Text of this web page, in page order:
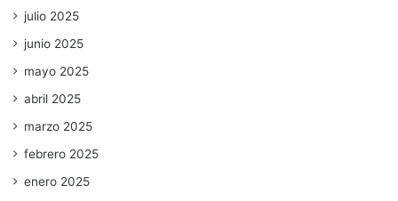
julio 2025
junio 2025
mayo 2025
abril 2025
marzo 2025
febrero 2025
enero 2025